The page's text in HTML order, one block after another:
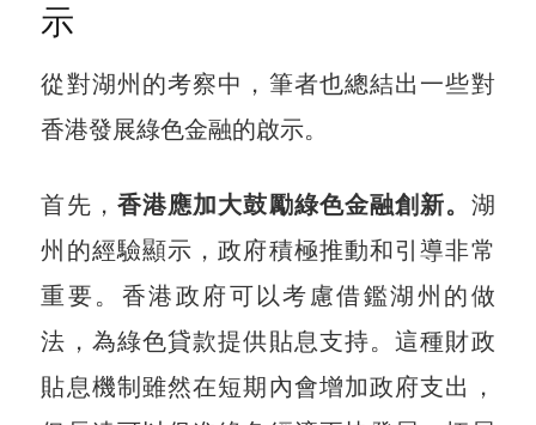
示
從對湖州的考察中，筆者也總結出一些對
香港發展綠色金融的啟示。
首先， 香港應加大鼓勵綠色金融創新。 湖
州的經驗顯示，政府積極推動和引導非常
重要。香港政府可以考慮借鑑湖州的做
法，為綠色貸款提供貼息支持。這種財政
貼息機制雖然在短期內會增加政府支出，